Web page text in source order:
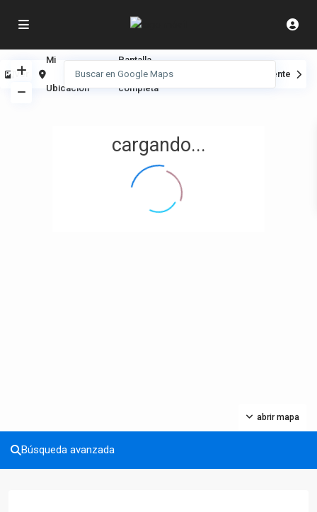
cargando...
abrir mapa
Ver
Mi
Ubicación
Pantalla
completa
Siguiente
Búsqueda avanzada